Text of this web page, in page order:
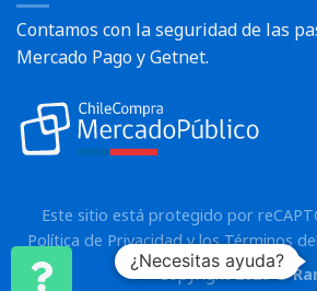
Contamos con la seguridad de las
Mercado Pago y Getnet.
Este sitio está protegido por
Política de Privacidady losTérminos
Copyright 2026 ©
¿Necesitas ayuda?